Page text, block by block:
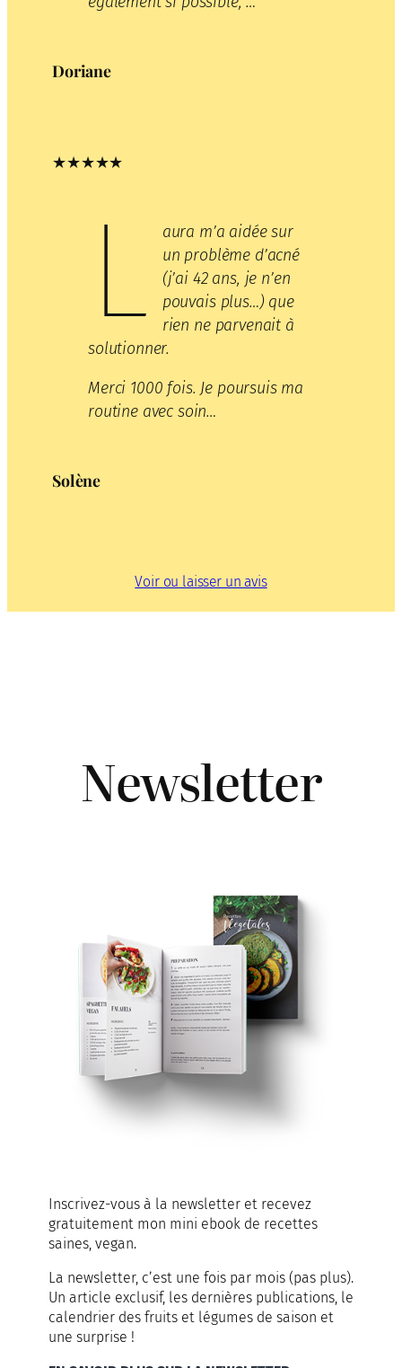
Doriane
★★★★★
L
aura m’a aidée sur
un problème d’acné
(j’ai 42 ans, je n’en
pouvais plus…) que
rien ne parvenait à
solutionner.
Merci 1000 fois. Je poursuis ma
routine avec soin…
Solène
Voir ou laisser un avis
Newsletter
Inscrivez-vous à la newsletter et recevez
gratuitement mon mini ebook de recettes
saines, vegan.
La newsletter, c’est une fois par mois (pas plus).
Un article exclusif, les dernières publications, le
calendrier des fruits et légumes de saison et
une surprise !